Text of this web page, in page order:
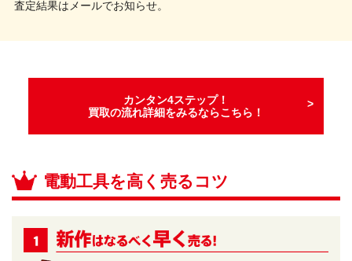
査定結果はメールでお知らせ。
カンタン4ステップ！
買取の流れ詳細をみるならこちら！
電動工具を高く売るコツ